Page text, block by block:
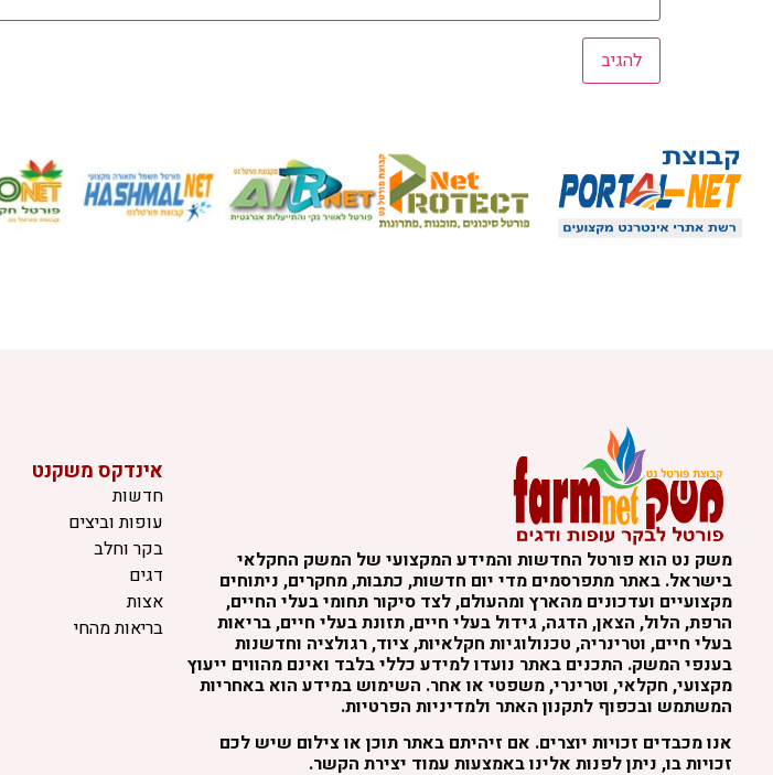
משק נט הוא פורטל החדשות והמידע המקצועי של המשק החקלאי
בישראל. באתר מתפרסמים מדי יום חדשות, כתבות, מחקרים, ניתוחים
מקצועיים ועדכונים מהארץ ומהעולם, לצד סיקור תחומי בעלי החיים,
הרפת, הלול, הצאן, הדגה, גידול בעלי חיים, תזונת בעלי חיים, בריאות
בעלי חיים, וטרינריה, טכנולוגיות חקלאיות, ציוד, רגולציה וחדשנות
בענפי המשק. התכנים באתר נועדו למידע כללי בלבד ואינם מהווים ייעוץ
מקצועי, חקלאי, וטרינרי, משפטי או אחר. השימוש במידע הוא באחריות
המשתמש ובכפוף לתקנון האתר ולמדיניות הפרטיות.
אנו מכבדים זכויות יוצרים. אם זיהיתם באתר תוכן או צילום שיש לכם
זכויות בו, ניתן לפנות אלינו באמצעות עמוד יצירת הקשר.
אינדקס משקנט
חדשות
עופות וביצים
בקר וחלב
דגים
אצות
בריאות מהחי